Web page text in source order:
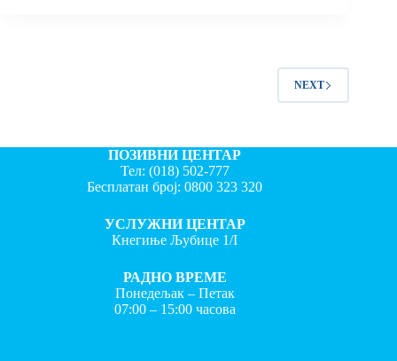
NEXT
ПОЗИВНИ ЦЕНТАР
Тел: (018) 502-777
Бесплатан број:0800 323 320
УСЛУЖНИ ЦЕНТАР
Кнегиње Љубице 1/I
РАДНО ВРЕМЕ
Понедељак – Петак
07:00 – 15:00 часова